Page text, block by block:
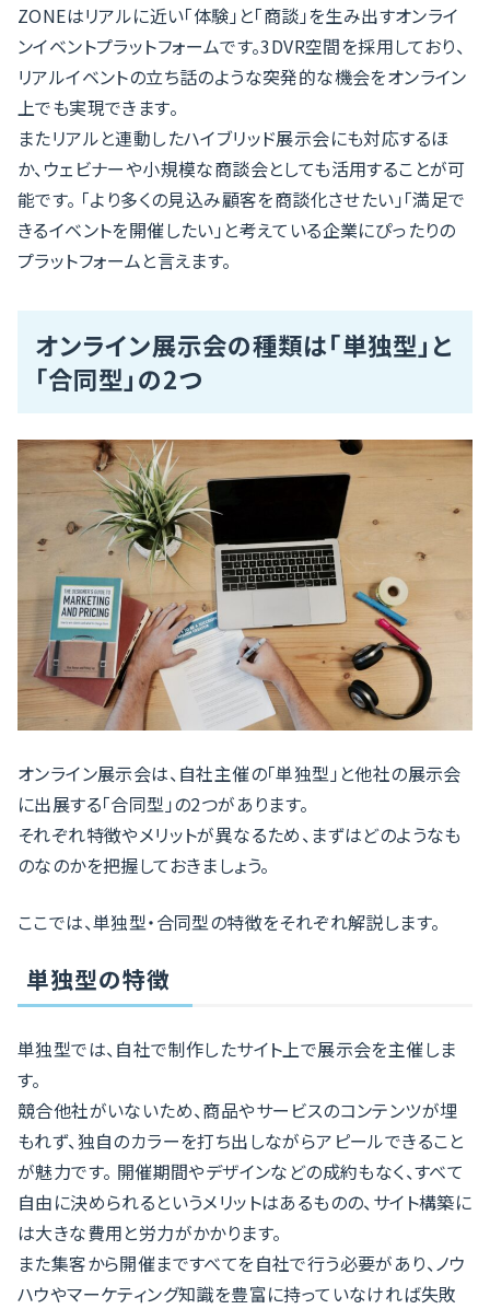
ZONEはリアルに近い「体験」と「商談」を生み出すオンライ
ンイベントプラットフォームです。3DVR空間を採用しており、
リアルイベントの立ち話のような突発的な機会をオンライン
上でも実現できます。
またリアルと連動したハイブリッド展示会にも対応するほ
か、ウェビナーや小規模な商談会としても活用することが可
能です。 「より多くの見込み顧客を商談化させたい」「満足で
きるイベントを開催したい」と考えている企業にぴったりの
プラットフォームと言えます。
オンライン展示会の種類は「単独型」と
「合同型」の2つ
オンライン展示会は、自社主催の「単独型」と他社の展示会
に出展する「合同型」の2つがあります。
それぞれ特徴やメリットが異なるため、まずはどのようなも
のなのかを把握しておきましょう。
ここでは、単独型・合同型の特徴をそれぞれ解説します。
単独型の特徴
単独型では、自社で制作したサイト上で展示会を主催しま
す。
競合他社がいないため、商品やサービスのコンテンツが埋
もれず、独自のカラーを打ち出しながらアピールできること
が魅力です。 開催期間やデザインなどの成約もなく、すべて
自由に決められるというメリットはあるものの、サイト構築に
は大きな費用と労力がかかります。
また集客から開催まですべてを自社で行う必要があり、ノウ
ハウやマーケティング知識を豊富に持っていなければ失敗